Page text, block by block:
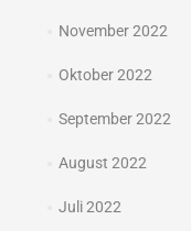
November 2022
Oktober 2022
September 2022
August 2022
Juli 2022